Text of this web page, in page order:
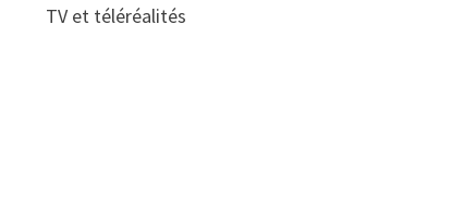
TV et téléréalités